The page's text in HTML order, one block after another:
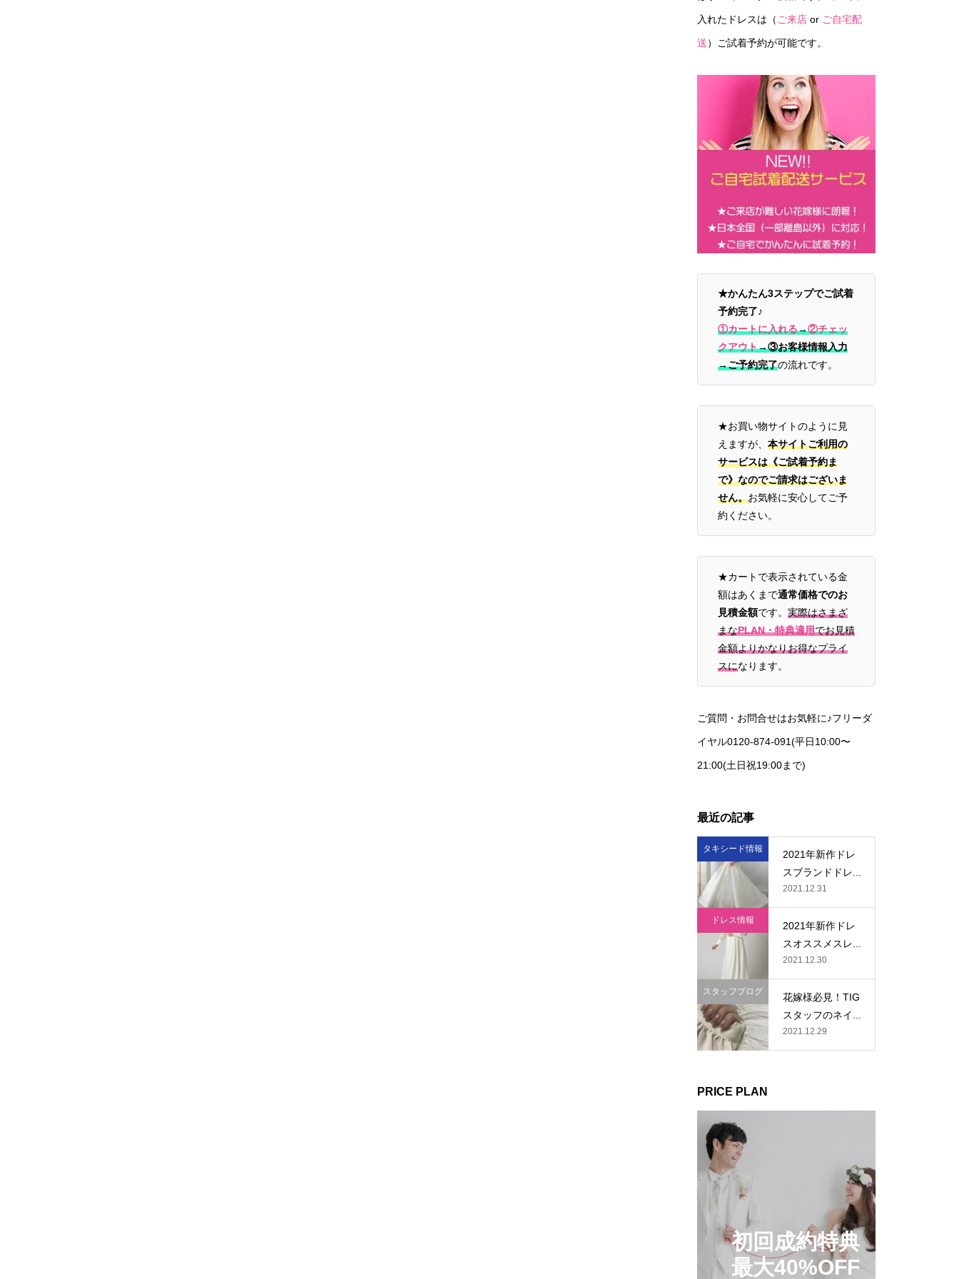
入れたドレスは（ ご来店 or ご自宅配
送）ご試着予約が可能です。
★かんたん3ステップでご試着
予約完了♪
①カートに入れる→②チェッ
クアウト→③お客様情報入力
→ご予約完了の流れです。
★お買い物サイトのように見
えますが、 本サイトご利用の
サービスは《ご試着予約ま
で》なのでご請求はございま
せん。お気軽に安心してご予
約ください。
★カートで表示されている金
額はあくまで通常価格でのお
見積金額です。 実際はさまざ
まなPLAN・特典適用でお見積
金額よりかなりお得なプライ
スになります。
ご質問・お問合せはお気軽に♪フリーダ
イヤル0120-874-091(平日10:00〜
21:00(土日祝19:00まで)
最近の記事
2021年新作ドレ
スブランドドレ...
2021.12.31
タキシード情報
2021年新作ドレ
スオススメスレ...
2021.12.30
ドレス情報
花嫁様必見！TIG
スタッフのネイ...
2021.12.29
スタッフブログ
PRICE PLAN
初回成約特典
最大40%OFF